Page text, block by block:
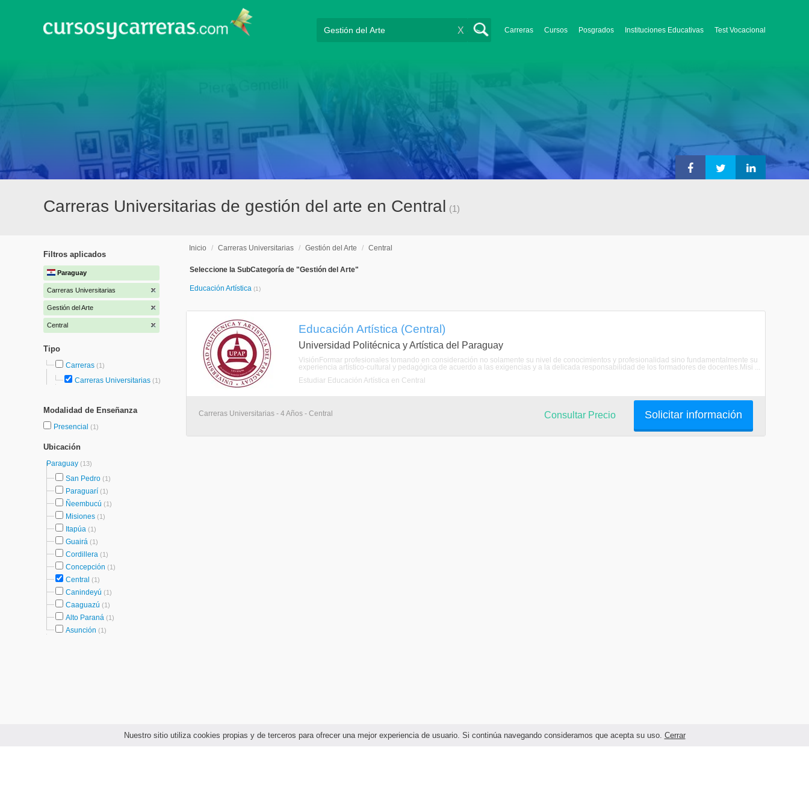
Nuestro sitio utiliza cookies propias y de terceros para ofrecer una mejor experiencia de usuario. Si continúa navegando consideramos que acepta su uso. Cerrar
Carreras Cursos Posgrados Instituciones Educativas Test Vocacional
X
Carreras Universitarias de gestión del arte en Central (1)
Filtros aplicados
Paraguay
Carreras Universitarias
Gestión del Arte
Central
Tipo
Carreras (1)
Carreras Universitarias (1)
Modalidad de Enseñanza
Presencial (1)
Ubicación
Paraguay (13)
San Pedro (1)
Paraguarí (1)
Ñeembucú (1)
Misiones (1)
Itapúa (1)
Guairá (1)
Cordillera (1)
Concepción (1)
Central (1)
Canindeyú (1)
Caaguazú (1)
Alto Paraná (1)
Asunción (1)
Inicio / Carreras Universitarias / Gestión del Arte / Central
Seleccione la SubCategoría de "Gestión del Arte"
Educación Artística (1)
Educación Artística (Central)
Universidad Politécnica y Artística del Paraguay
VisiónFormar profesionales tomando en consideración no solamente su nivel de conocimientos y profesionalidad sino fundamentalmente su
experiencia artístico-cultural y pedagógica de acuerdo a las exigencias y a la delicada responsabilidad de los formadores de docentes.Misi ...
Estudiar Educación Artística en Central
Carreras Universitarias - 4 Años - Central Solicitar información
Consultar Precio